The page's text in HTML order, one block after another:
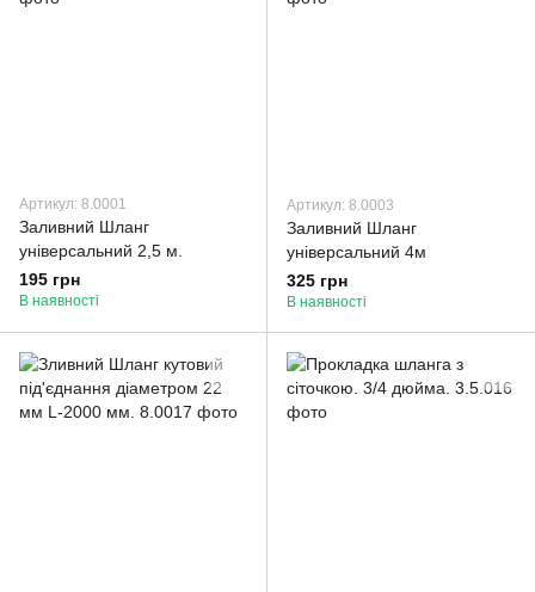
Артикул: 8.0001
Заливний Шланг
універсальний 2,5 м.
195 грн
В наявності
Артикул: 8.0003
Заливний Шланг
універсальний 4м
325 грн
В наявності